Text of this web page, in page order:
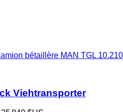
bétaillère MAN TGL 10.210
Viehtransporter